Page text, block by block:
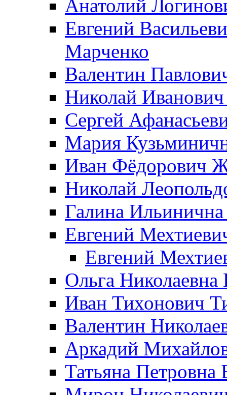
Анатолий
Евгений
Марченко
Валентин
Николай Иванович
Сергей
Мария
Иван Фёдорович
Николай
Галина
Евгений
Евгений
Ольга Николаевна
Иван Тихонович
Валентин
Аркадий
Татьяна Петровна